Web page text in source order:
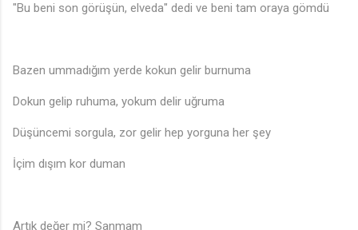
"Bu beni son görüşün, elveda" dedi ve beni tam oraya gömdü
Bazen ummadığım yerde kokun gelir burnuma
Dokun gelip ruhuma, yokum delir uğruma
Düşüncemi sorgula, zor gelir hep yorguna her şey
İçim dışım kor duman
Artık değer mi? Sanmam